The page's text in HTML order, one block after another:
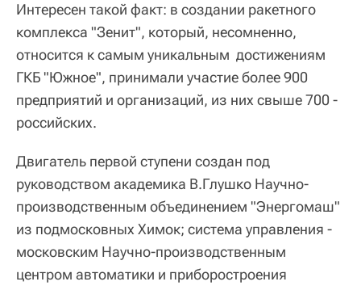
Интересен такой факт: в создании ракетного
комплекса "Зенит", который, несомненно,
относится к самым уникальным достижениям
ГКБ "Южное", принимали участие более 900
предприятий и организаций, из них свыше 700 -
российских.
Двигатель первой ступени создан под
руководством академика В.Глушко Научно-
производственным объединением "Энергомаш"
из подмосковных Химок; система управления -
московским Научно-производственным
центром автоматики и приборостроения